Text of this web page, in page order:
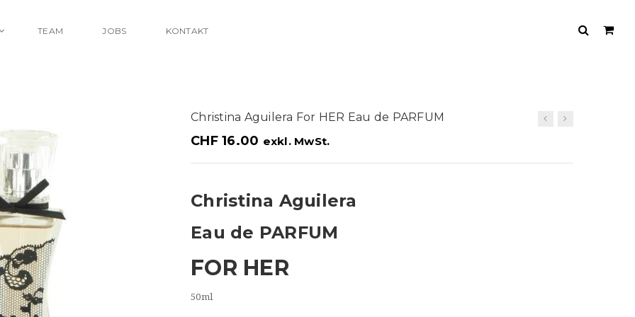
TEAM JOBS KONTAKT
Christina Aguilera For HER Eau de PARFUM
CHF16.00 exkl. MwSt.
Christina Aguilera
Eau de PARFUM
FOR HER
50ml